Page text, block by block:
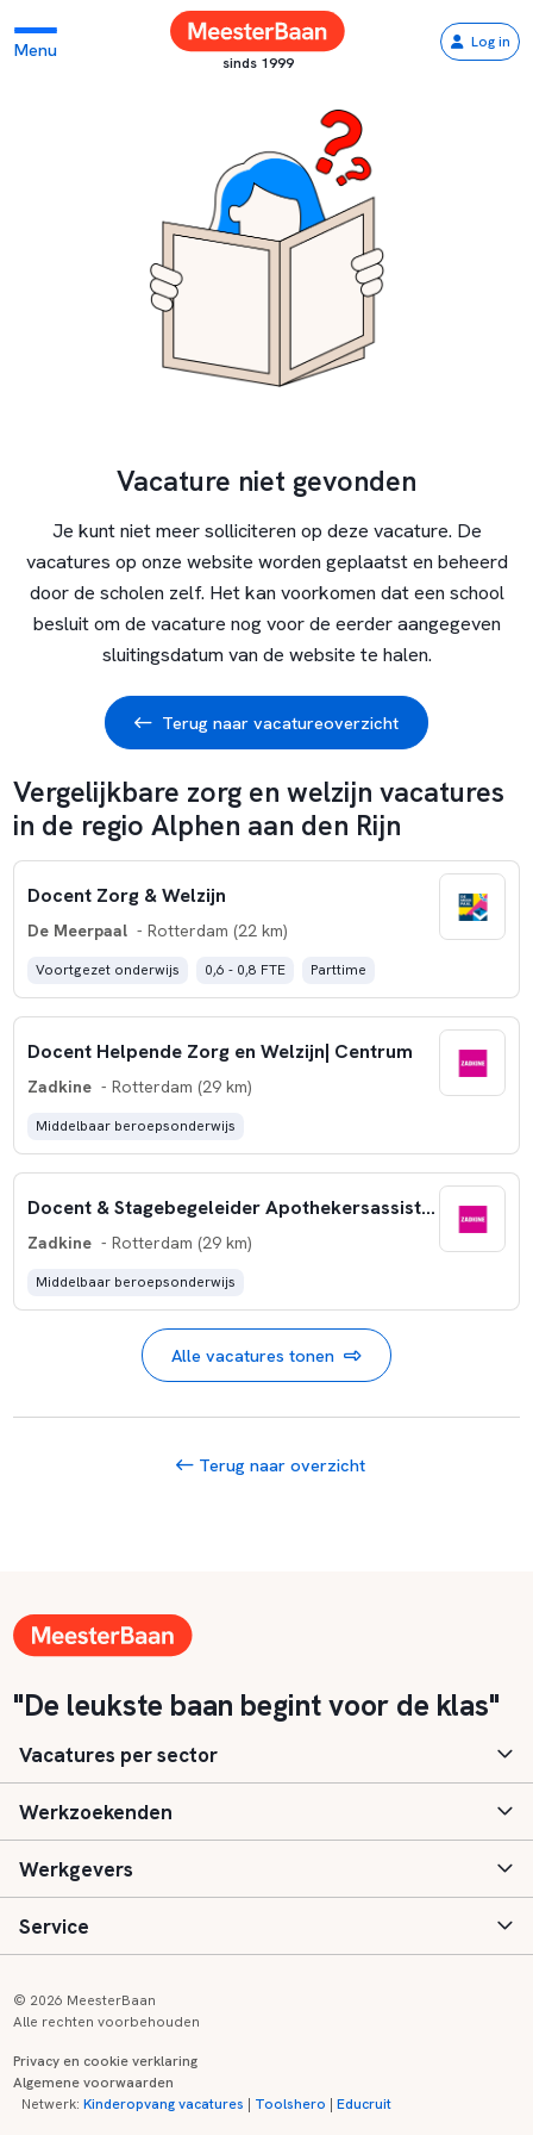
Menu
sinds 1999
Log in
Vacature niet gevonden
Je kunt niet meer solliciteren op deze vacature. De
vacatures op onze website worden geplaatst en beheerd
door de scholen zelf. Het kan voorkomen dat een school
besluit om de vacature nog voor de eerder aangegeven
sluitingsdatum van de website te halen.
Terug naar vacatureoverzicht
Vergelijkbare zorg en welzijn vacatures
in de regio Alphen aan den Rijn
Docent Zorg & Welzijn
De Meerpaal - Rotterdam (22 km)
Voortgezet onderwijs 0,6 - 0,8 FTE Parttime
Docent Helpende Zorg en Welzijn| Centrum
Zadkine - Rotterdam (29 km)
Middelbaar beroepsonderwijs
Docent & Stagebegeleider Apothekersassistent
Zadkine - Rotterdam (29 km)
Middelbaar beroepsonderwijs
Alle vacatures tonen
Terug naar overzicht
"De leukste baan begint voor de klas"
Vacatures per sector
Basisonderwijs
Speciaal (basis) onderwijs
Voortgezet onderwijs
Kinderopvang
Werkzoekenden
Aanmelden
Vacatures
Zij-instroom informatie
Werkgevers
Inloggen
Registreren
Service
Onderwijs links
© 2026 MeesterBaan
Alle rechten voorbehouden
Privacy en cookie verklaring
Algemene voorwaarden
Netwerk:Kinderopvang vacatures | Toolshero |Educruit